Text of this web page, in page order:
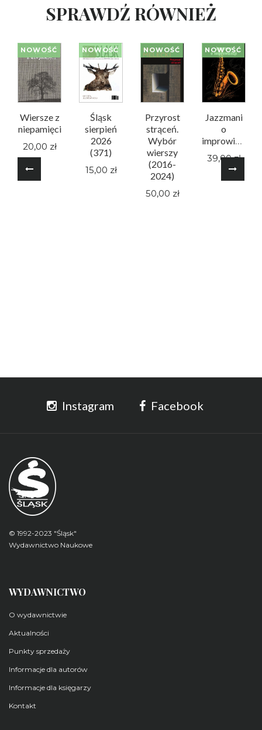
SPRAWDŹ RÓWNIEŻ
NOWOŚĆ
Wiersze z
niepamięci
20,00 zł
NOWOŚĆ
Śląsk
sierpień
2026
(371)
15,00 zł
NOWOŚĆ
Przyrost
strąceń.
Wybór
wierszy
(2016-
2024)
50,00 zł
NOWOŚĆ
Jazzmani
o
39,00 zł
Instagram Facebook
© 1992-2023 "Śląsk"
Wydawnictwo Naukowe
WYDAWNICTWO
O wydawnictwie
Aktualności
Punkty sprzedaży
Informacje dla autorów
Informacje dla księgarzy
Kontakt